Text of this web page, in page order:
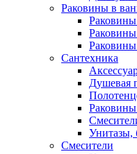
Раковины в
Раковины
Раковины
Сантехника
Душевая
Унитазы,
Смесители